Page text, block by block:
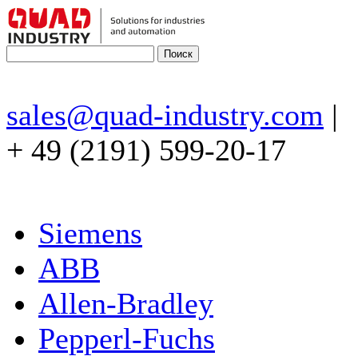
sales@quad-industry.com |
+ 49 (2191) 599-20-17
Siemens
ABB
Allen-Bradley
Pepperl-Fuchs